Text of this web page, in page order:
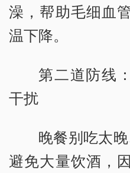
澡，帮助毛细血
温下降。
第二道防线
干扰
晚餐别吃太
避免大量饮酒，